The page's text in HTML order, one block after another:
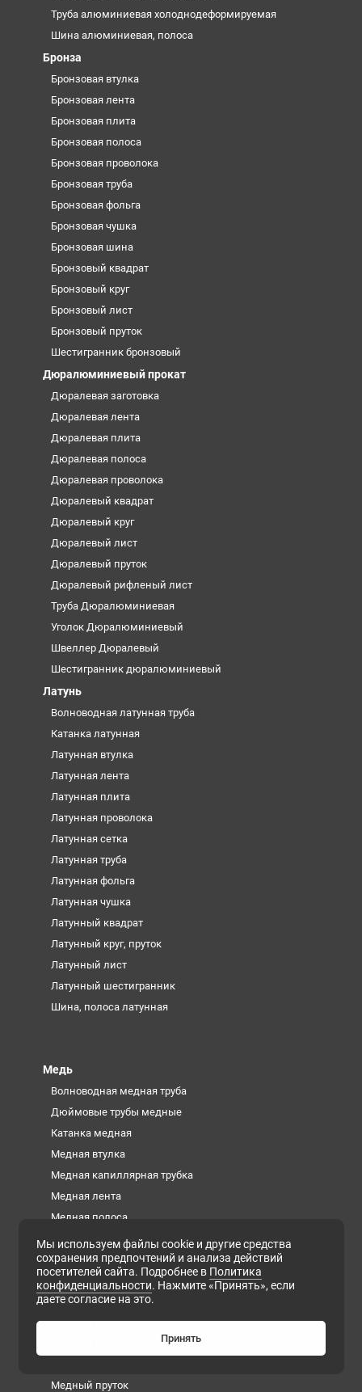
Труба алюминиевая холоднодеформируемая
Шина алюминиевая, полоса
Бронза
Бронзовая втулка
Бронзовая лента
Бронзовая плита
Бронзовая полоса
Бронзовая проволока
Бронзовая труба
Бронзовая фольга
Бронзовая чушка
Бронзовая шина
Бронзовый квадрат
Бронзовый круг
Бронзовый лист
Бронзовый пруток
Шестигранник бронзовый
Дюралюминиевый прокат
Дюралевая заготовка
Дюралевая лента
Дюралевая плита
Дюралевая полоса
Дюралевая проволока
Дюралевый квадрат
Дюралевый круг
Дюралевый лист
Дюралевый пруток
Дюралевый рифленый лист
Труба Дюралюминиевая
Уголок Дюралюминиевый
Швеллер Дюралевый
Шестигранник дюралюминиевый
Латунь
Волноводная латунная труба
Катанка латунная
Латунная втулка
Латунная лента
Латунная плита
Латунная проволока
Латунная сетка
Латунная труба
Латунная фольга
Латунная чушка
Латунный квадрат
Латунный круг, пруток
Латунный лист
Латунный шестигранник
Шина, полоса латунная
Медь
Волноводная медная труба
Дюймовые трубы медные
Катанка медная
Медная втулка
Медная капиллярная трубка
Медная лента
Медная полоса
Медная проволока
Медная труба
Медная фольга
Медная шина
Медный квадрат
Медный пруток
Мы используем файлы cookie и другие средства
сохранения предпочтений и анализа действий
посетителей сайта. Подробнее в Политика
конфиденциальности. Нажмите «Принять», если
даете согласие на это.
Принять